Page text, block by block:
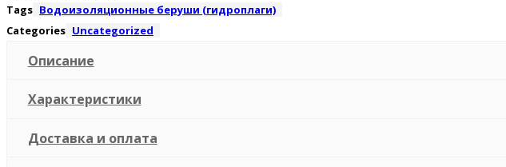
Tags Водоизоляционные беруши (гидроплаги)
Categories Uncategorized
Описание
Характеристики
Доставка и оплата